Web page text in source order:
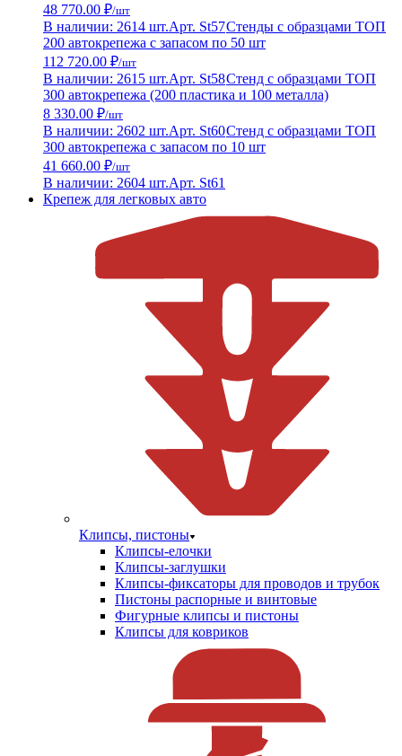
48 770.00 ₽/шт
В наличии: 2614 шт.Арт. St57Стенды с образцами ТОП
200 автокрепежа с запасом по 50 шт
112 720.00 ₽/шт
В наличии: 2615 шт.Арт. St58Стенд с образцами ТОП
300 автокрепежа (200 пластика и 100 металла)
8 330.00 ₽/шт
В наличии: 2602 шт.Арт. St60Стенд с образцами ТОП
300 автокрепежа с запасом по 10 шт
41 660.00 ₽/шт
В наличии: 2604 шт.Арт. St61
Крепеж для легковых авто
Клипсы, пистоны
Клипсы-елочки
Клипсы-заглушки
Клипсы-фиксаторы для проводов и трубок
Пистоны распорные и винтовые
Фигурные клипсы и пистоны
Клипсы для ковриков